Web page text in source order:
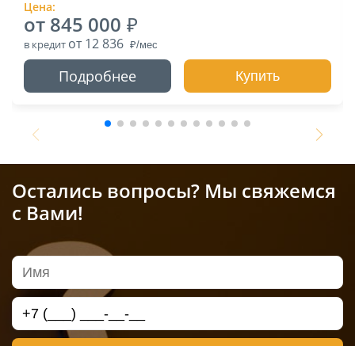
Цена:
от 845 000
в кредит от 12 836
Подробнее Купить
Остались вопросы? Мы свяжемся
с Вами!